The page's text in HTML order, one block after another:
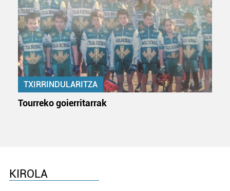
zerbitzuak hobetzeko asmoz, cookie teknologiaz
baliatzen gara. Ohar hau onartuz gero, teknologia hori
erabiltzeko baimen esplizitua ematen diguzu.Gehiago
irakurri
TXIRRINDULARITZA
Tourreko goierritarrak
KIROLA